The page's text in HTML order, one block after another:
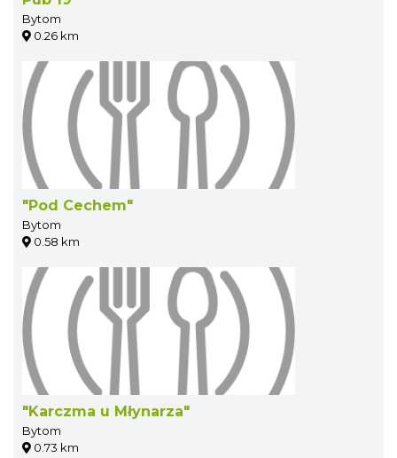
Bytom
0.26 km
"Pod Cechem"
Bytom
0.58 km
"Karczma u Młynarza"
Bytom
0.73 km